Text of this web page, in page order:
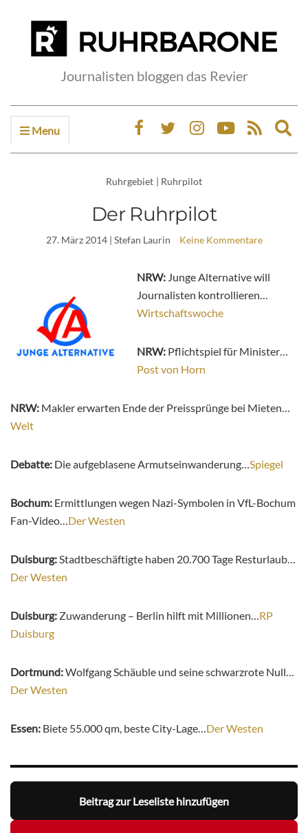
Journalisten bloggen das Revier
Menu
Ruhrgebiet | Ruhrpilot
Der Ruhrpilot
27. März 2014| Stefan Laurin Keine Kommentare
NRW: Junge Alternative will
Journalisten kontrollieren…
Wirtschaftswoche
NRW: Pflichtspiel für Minister…
Post von Horn
NRW: Makler erwarten Ende der Preissprünge bei Mieten…
Welt
Debatte: Die aufgeblasene Armutseinwanderung…Spiegel
Bochum: Ermittlungen wegen Nazi-Symbolen in VfL-Bochum
Fan-Video…Der Westen
Duisburg:Stadtbeschäftigte haben 20.700 Tage Resturlaub…
Der Westen
Duisburg: Zuwanderung – Berlin hilft mit Millionen…RP
Duisburg
Dortmund:Wolfgang Schäuble und seine schwarzrote Null…
Der Westen
Essen: Biete 55.000 qm, beste City-Lage…Der Westen
Beitrag zur Leseliste hinzufügen